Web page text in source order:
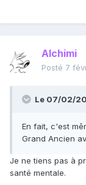
Alchimi
Posté 7
Le 07/02/
En fait, c'est
Grand Ancien
Je ne tiens pas à
santé mentale.